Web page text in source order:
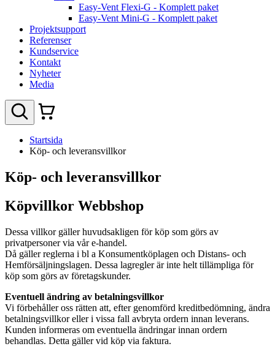
Easy-Vent Flexi-G - Komplett paket
Easy-Vent Mini-G - Komplett paket
Projektsupport
Referenser
Kundservice
Kontakt
Nyheter
Media
Startsida
Köp- och leveransvillkor
Köp- och leveransvillkor
Köpvillkor Webbshop
Dessa villkor gäller huvudsakligen för köp som görs av
privatpersoner via vår e-handel.
Då gäller reglerna i bl a Konsumentköplagen och Distans- och
Hemförsäljningslagen. Dessa lagregler är inte helt tillämpliga för
köp som görs av företagskunder.
Eventuell ändring av betalningsvillkor
Vi förbehåller oss rätten att, efter genomförd kreditbedömning, ändra
betalningsvillkor eller i vissa fall avbryta ordern innan leverans.
Kunden informeras om eventuella ändringar innan ordern
behandlas. Detta gäller vid köp via faktura.